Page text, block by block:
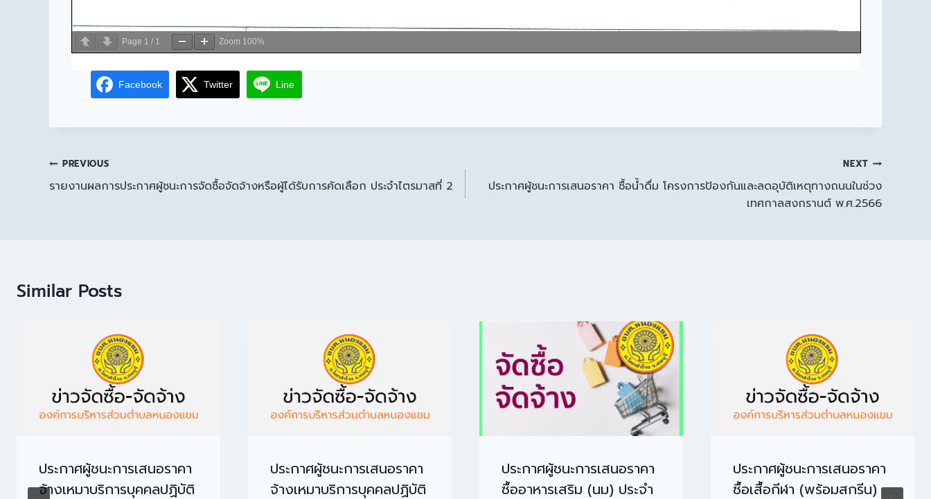
Page 1 / 1 Zoom 100%
Facebook Twitter Line
PREVIOUS
รายงานผลการประกาศผู้ชนะการจัดซื้อจัดจ้างหรือผู้ได้รับการคัดเลือก ประจำไตรมาสที่ 2
NEXT
ประกาศผู้ชนะการเสนอราคา ซื้อน้ำดื่ม โครงการป้องกันและลดอุบัติเหตุทางถนนในช่วง
เทศกาลสงกรานต์ พ.ศ.2566
Similar Posts
ประกาศผู้ชนะการเสนอราคา
จ้างเหมาบริการบุคคลปฏิบัติ
ประกาศผู้ชนะการเสนอราคา
จ้างเหมาบริการบุคคลปฏิบัติ
ประกาศผู้ชนะการเสนอราคา
ซื้ออาหารเสริม (นม) ประจำ
ประกาศผู้ชนะการเสนอราคา
ซื้อเสื้อกีฬา (พร้อมสกรีน)